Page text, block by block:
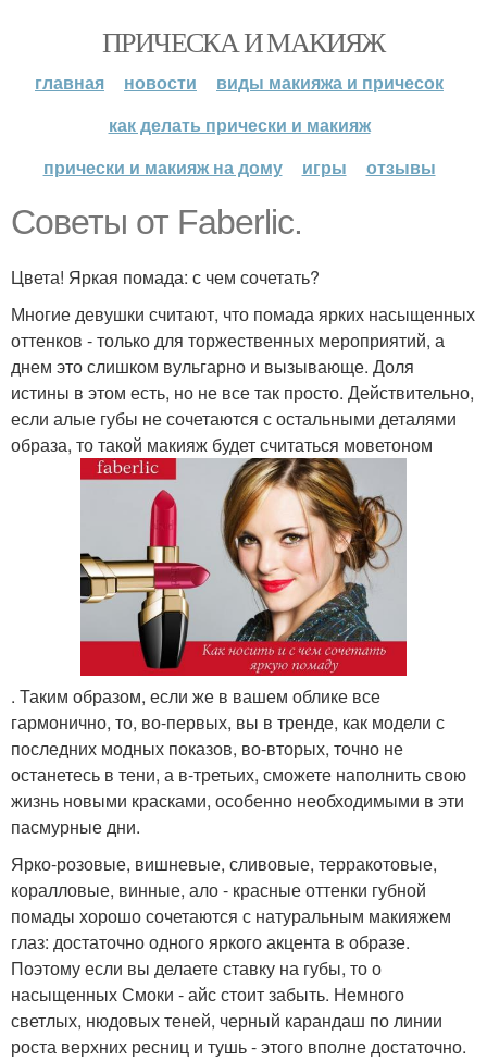
ПРИЧЕСКА И МАКИЯЖ
главная новости
виды макияжа и причесок
как делать прически и макияж
прически и макияж на дому
игры отзывы
Советы от Faberlic.
Цвета! Яркая помада: с чем сочетать?
Многие девушки считают, что помада ярких насыщенных
оттенков - только для торжественных мероприятий, а
днем это слишком вульгарно и вызывающе. Доля
истины в этом есть, но не все так просто. Действительно,
если алые губы не сочетаются с остальными деталями
образа, то такой макияж будет считаться моветоном
. Таким образом, если же в вашем облике все
гармонично, то, во-первых, вы в тренде, как модели с
последних модных показов, во-вторых, точно не
останетесь в тени, а в-третьих, сможете наполнить свою
жизнь новыми красками, особенно необходимыми в эти
пасмурные дни.
Ярко-розовые, вишневые, сливовые, терракотовые,
коралловые, винные, ало - красные оттенки губной
помады хорошо сочетаются с натуральным макияжем
глаз: достаточно одного яркого акцента в образе.
Поэтому если вы делаете ставку на губы, то о
насыщенных Смоки - айс стоит забыть. Немного
светлых, нюдовых теней, черный карандаш по линии
роста верхних ресниц и тушь - этого вполне достаточно.